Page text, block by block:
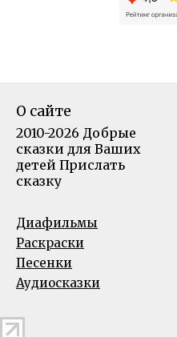
О сайте
2010-2026 Добрые
сказки для Ваших
детей Прислать
сказку
Диафильмы
Раскраски
Песенки
Аудиосказки